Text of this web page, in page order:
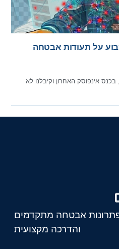
על תעודות אבטחה
התארחנו, Cyberlion ו- DIGICERT, בכנס אינפוסק האחרון וקיבלנו לא
אבטחה מתקדמים
והדרכה מקצועית